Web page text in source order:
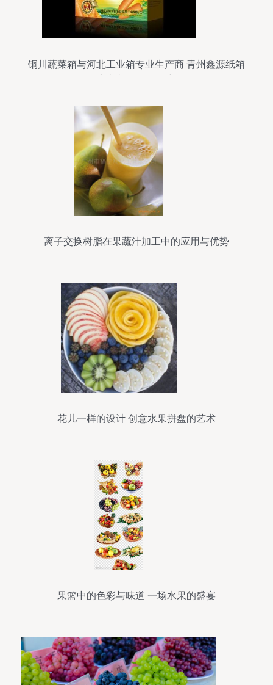
铜川蔬菜箱与河北工业箱专业生产商 青州鑫源纸箱
离子交换树脂在果蔬汁加工中的应用与优势
花儿一样的设计 创意水果拼盘的艺术
果篮中的色彩与味道 一场水果的盛宴